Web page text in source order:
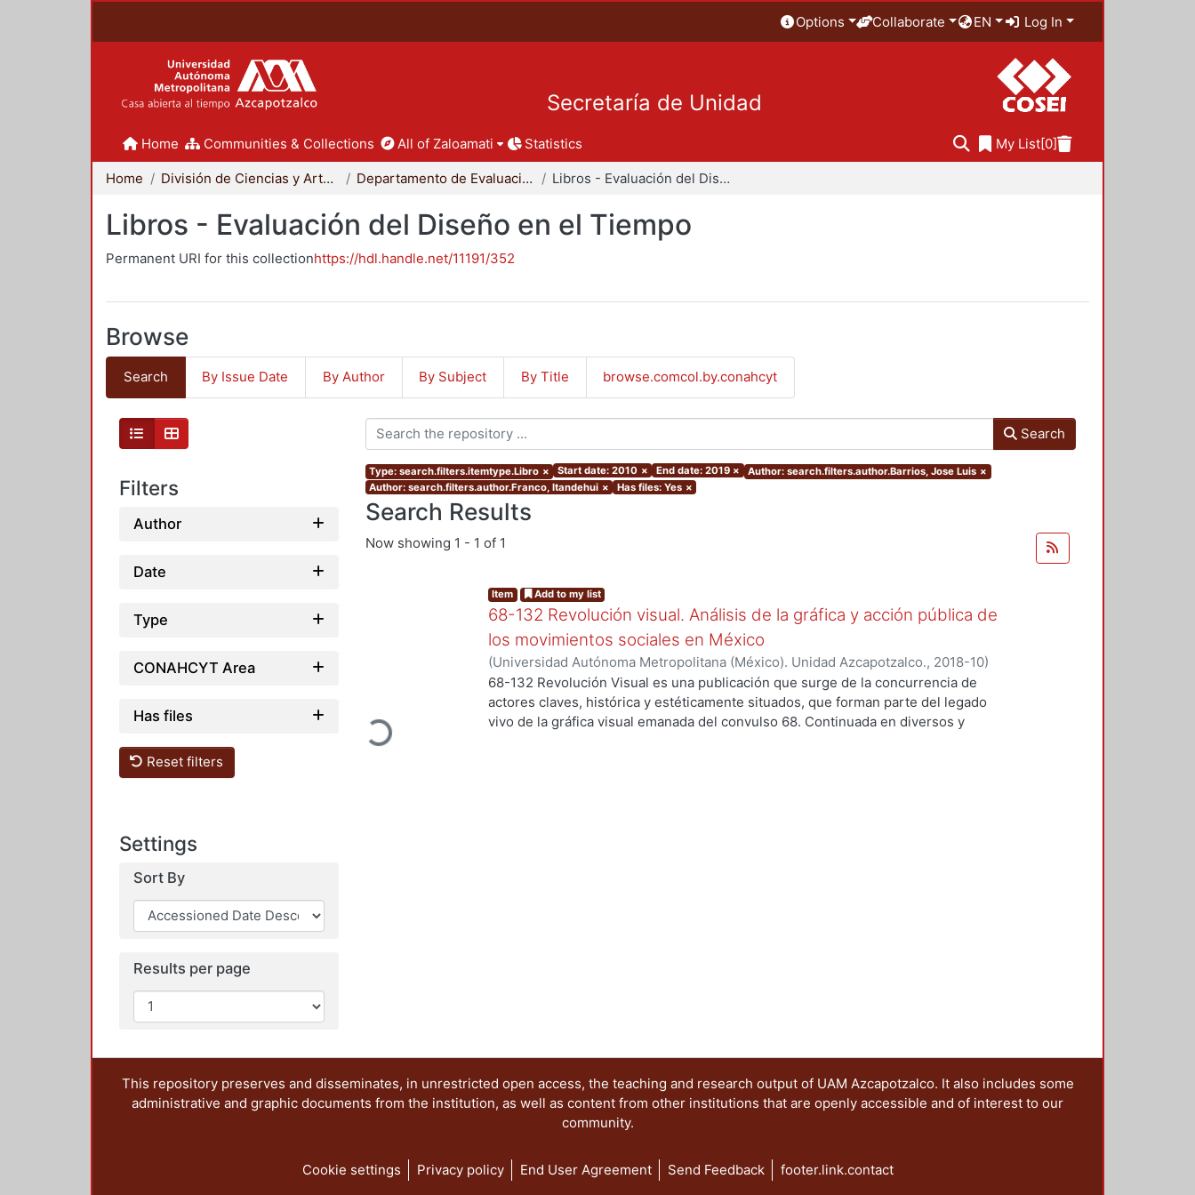
Options Collaborate EN Log In
Secretaría de Unidad
Home Communities & Collections All of Zaloamati Statistics My List[0]
Home División de Ciencias y Artes para el Diseño Departamento de Evaluación del Diseño en el Tiempo Libros - Evaluación del Diseño en el Tiempo
Libros - Evaluación del Diseño en el Tiempo
Permanent URI for this collectionhttps://hdl.handle.net/11191/352
Browse
Search By Issue Date By Author By Subject By Title browse.comcol.by.conahcyt
Filters
Author
Date
Type
CONAHCYT Area
Has files
Reset filters
Settings
Sort By
Results per page
Search
Type: search.filters.itemtype.Libro × Start date: 2010 × End date: 2019 × Author: search.filters.author.Barrios, Jose Luis ×
Author: search.filters.author.Franco, Itandehui × Has files: Yes ×
Search Results
Now showing 1 - 1 of 1
Loading...
Item Add to my list
68-132 Revolución visual. Análisis de la gráfica y acción pública de
los movimientos sociales en México
(Universidad Autónoma Metropolitana (México). Unidad Azcapotzalco., 2018-10)
Ortiz Leroux, Jorge Gabriel;Arroyo Pedroza, Verónica;Lizarazo Arias, Diego;Pérez
Vega, Jorge;Del Castillo Troncoso, Alberto;Quiroz Trejo, Jose Othon;Aquino
Casas, Arnulfo;Tamayo, Sergio;Moreno Corso, Alejandro;Hijar Gonzalez, Cristina
68-132 Revolución Visual es una publicación que surge de la concurrencia de
actores claves, histórica y estéticamente situados, que forman parte del legado
vivo de la gráfica visual emanada del convulso 68. Continuada en diversos y
apuntaló la lucha democrática a varios niveles y escalas territoriales; en tercer
lugar, al problematizar el carácter y singularidad de las imágenes de la protesta del
movimiento #YoSoy132, así como sus afluentes y proyecciones significativas.
This repository preserves and disseminates, in unrestricted open access, the teaching and research output of UAM Azcapotzalco. It also includes some
administrative and graphic documents from the institution, as well as content from other institutions that are openly accessible and of interest to our
community.
Cookie settings Privacy policy End User Agreement Send Feedback footer.link.contact